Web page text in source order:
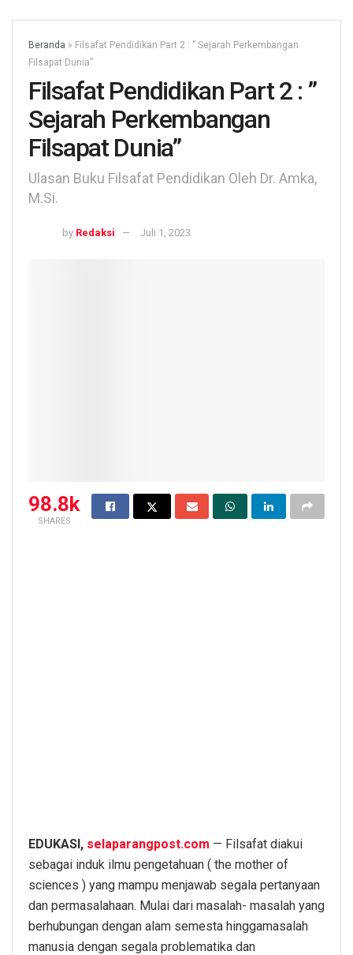
Beranda » Filsafat Pendidikan Part 2 : ” Sejarah Perkembangan
Filsapat Dunia”
Filsafat Pendidikan Part 2 : ”
Sejarah Perkembangan
Filsapat Dunia”
Ulasan Buku Filsafat Pendidikan Oleh Dr. Amka,
M.Si.
by Redaksi Juli 1, 2023
98.8k
SHARES
EDUKASI, selaparangpost.com — Filsafat diakui
sebagai induk ilmu pengetahuan ( the mother of
sciences ) yang mampu menjawab segala pertanyaan
dan permasalahaan. Mulai dari masalah- masalah yang
berhubungan dengan alam semesta hinggamasalah
manusia dengan segala problematika dan